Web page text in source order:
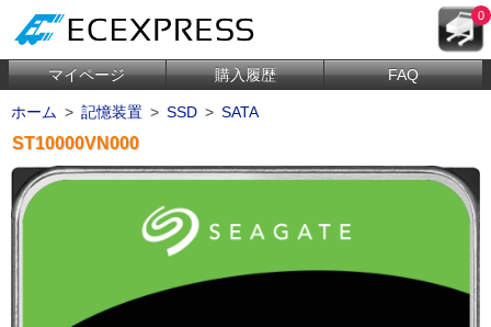
0
マイページ 購入履歴 FAQ
ホーム > 記憶装置 > SSD > SATA
ST10000VN000